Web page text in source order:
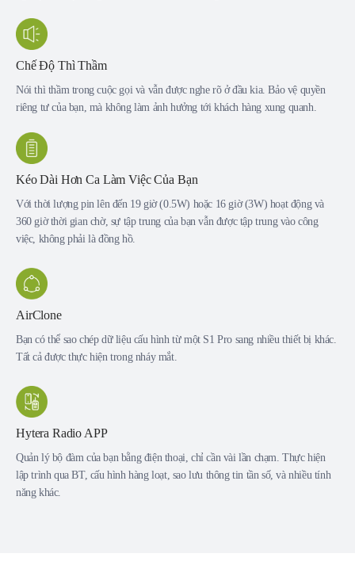
Chế Độ Thì Thầm
Nói thì thầm trong cuộc gọi và vẫn được nghe rõ ở đầu kia. Bảo vệ quyền
riêng tư của bạn, mà không làm ảnh hưởng tới khách hàng xung quanh.
Kéo Dài Hơn Ca Làm Việc Của Bạn
Với thời lượng pin lên đến 19 giờ (0.5W) hoặc 16 giờ (3W) hoạt động và
360 giờ thời gian chờ, sự tập trung của bạn vẫn được tập trung vào công
việc, không phải là đồng hồ.
AirClone
Bạn có thể sao chép dữ liệu cấu hình từ một S1 Pro sang nhiều thiết bị khác.
Tất cả được thực hiện trong nháy mắt.
Hytera Radio APP
Quản lý bộ đàm của bạn bằng điện thoại, chỉ cần vài lần chạm. Thực hiện
lập trình qua BT, cấu hình hàng loạt, sao lưu thông tin tần số, và nhiều tính
năng khác.